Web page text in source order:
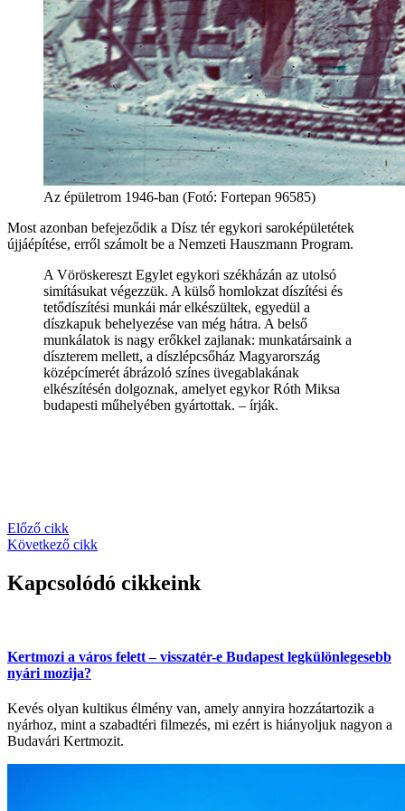
Az épületrom 1946-ban (Fotó: Fortepan 96585)
Most azonban befejeződik a Dísz tér egykori saroképületétek
újjáépítése, erről számolt be a Nemzeti Hauszmann Program.
A Vöröskereszt Egylet egykori székházán az utolsó
simításukat végezzük. A külső homlokzat díszítési és
tetődíszítési munkái már elkészültek, egyedül a
díszkapuk behelyezése van még hátra. A belső
munkálatok is nagy erőkkel zajlanak: munkatársaink a
díszterem mellett, a díszlépcsőház Magyarország
középcímerét ábrázoló színes üvegablakának
elkészítésén dolgoznak, amelyet egykor Róth Miksa
budapesti műhelyében gyártottak. – írják.
Előző cikk
Következő cikk
Kapcsolódó cikkeink
Kertmozi a város felett – visszatér-e Budapest legkülönlegesebb
nyári mozija?
Kevés olyan kultikus élmény van, amely annyira hozzátartozik a
nyárhoz, mint a szabadtéri filmezés, mi ezért is hiányoljuk nagyon a
Budavári Kertmozit.